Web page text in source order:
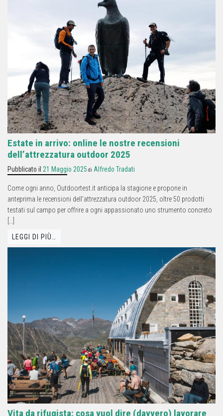
Estate in arrivo: online le nostre recensioni
dell’attrezzatura outdoor 2025
Pubblicato il 21 Maggio 2025 di Alfredo Tradati
Come ogni anno, Outdoortest.it anticipa la stagione e propone in
anteprima le recensioni dell’attrezzatura outdoor 2025, oltre 50 prodotti
testati sul campo per offrire a ogni appassionato uno strumento concreto
LEGGI DI PIÙ…
Vita da rifugista: cosa vuol dire (davvero) lavorare